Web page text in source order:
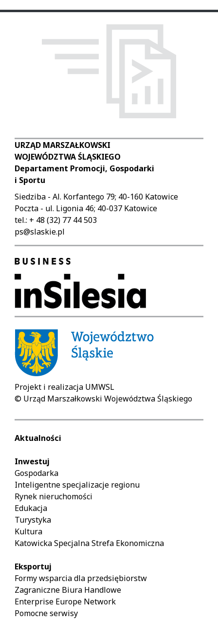
URZĄD MARSZAŁKOWSKI
WOJEWÓDZTWA ŚLĄSKIEGO
Departament Promocji, Gospodarki
i Sportu
Siedziba - Al. Korfantego 79; 40-160 Katowice
Poczta - ul. Ligonia 46; 40-037 Katowice
tel.: + 48 (32) 77 44 503
ps@slaskie.pl
Projekt i realizacja UMWSL
© Urząd Marszałkowski Województwa Śląskiego
Aktualności
Inwestuj
Gospodarka
Inteligentne specjalizacje regionu
Rynek nieruchomości
Edukacja
Turystyka
Kultura
Katowicka Specjalna Strefa Ekonomiczna
Eksportuj
Formy wsparcia dla przedsiębiorstw
Zagraniczne Biura Handlowe
Enterprise Europe Network
Pomocne serwisy